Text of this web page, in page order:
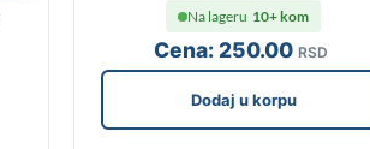
Cena: 250.00 RSD
Na lageru 10+ kom
Dodaj u korpu